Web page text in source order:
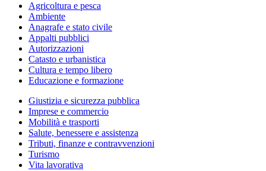
Agricoltura e pesca
Ambiente
Anagrafe e stato civile
Appalti pubblici
Autorizzazioni
Catasto e urbanistica
Cultura e tempo libero
Educazione e formazione
Giustizia e sicurezza pubblica
Imprese e commercio
Mobilità e trasporti
Salute, benessere e assistenza
Tributi, finanze e contravvenzioni
Turismo
Vita lavorativa